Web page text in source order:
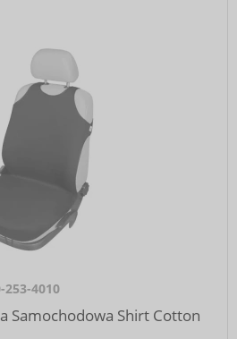
253-4010
Samochodowa Shirt Cotton